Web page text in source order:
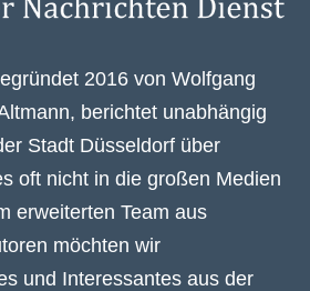
2016 von Wolfgang
berichtet unabhängig
Stadt Düsseldorf über
oft nicht in die großen Medien
erweiterten Team aus
möchten wir
und Interessantes aus der